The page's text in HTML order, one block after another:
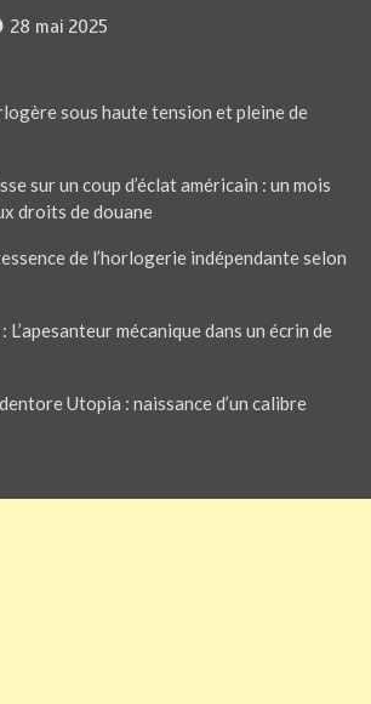
28 mai 2025
sous haute tension et pleine de
sur un coup d’éclat américain : un mois
droits de douane
de l’horlogerie indépendante selon
L’apesanteur mécanique dans un écrin de
Utopia : naissance d’un calibre